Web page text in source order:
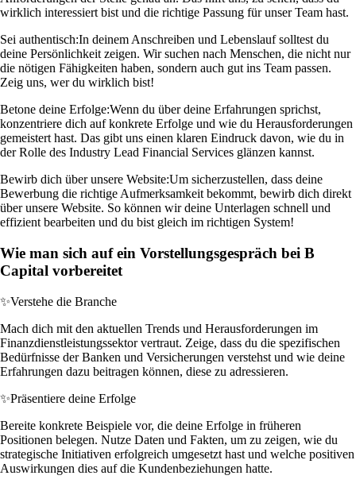
wirklich interessiert bist und die richtige Passung für unser Team hast.
Sei authentisch:In deinem Anschreiben und Lebenslauf solltest du
deine Persönlichkeit zeigen. Wir suchen nach Menschen, die nicht nur
die nötigen Fähigkeiten haben, sondern auch gut ins Team passen.
Zeig uns, wer du wirklich bist!
Betone deine Erfolge:Wenn du über deine Erfahrungen sprichst,
konzentriere dich auf konkrete Erfolge und wie du Herausforderungen
gemeistert hast. Das gibt uns einen klaren Eindruck davon, wie du in
der Rolle des Industry Lead Financial Services glänzen kannst.
Bewirb dich über unsere Website:Um sicherzustellen, dass deine
Bewerbung die richtige Aufmerksamkeit bekommt, bewirb dich direkt
über unsere Website. So können wir deine Unterlagen schnell und
effizient bearbeiten und du bist gleich im richtigen System!
Wie man sich auf ein Vorstellungsgespräch bei B
Capital vorbereitet
✨Verstehe die Branche
Mach dich mit den aktuellen Trends und Herausforderungen im
Finanzdienstleistungssektor vertraut. Zeige, dass du die spezifischen
Bedürfnisse der Banken und Versicherungen verstehst und wie deine
Erfahrungen dazu beitragen können, diese zu adressieren.
✨Präsentiere deine Erfolge
Bereite konkrete Beispiele vor, die deine Erfolge in früheren
Positionen belegen. Nutze Daten und Fakten, um zu zeigen, wie du
strategische Initiativen erfolgreich umgesetzt hast und welche positiven
Auswirkungen dies auf die Kundenbeziehungen hatte.